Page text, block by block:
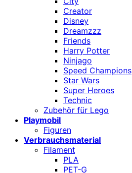
Creator
Disney
Dreamzzz
Friends
Harry Potter
Ninjago
Speed Champions
Star Wars
Super Heroes
Technic
Zubehör für Lego
Playmobil
Figuren
Verbrauchsmaterial
Filament
PLA
PET-G